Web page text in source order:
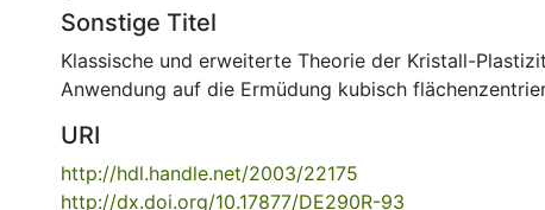
Sonstige Titel
Klassische und erweiterte Theorie der Kristall-
Anwendung auf die Ermüdung kubisch
URI
http://hdl.handle.net/2003/22175
http://dx.doi.org/10.17877/DE290R-93